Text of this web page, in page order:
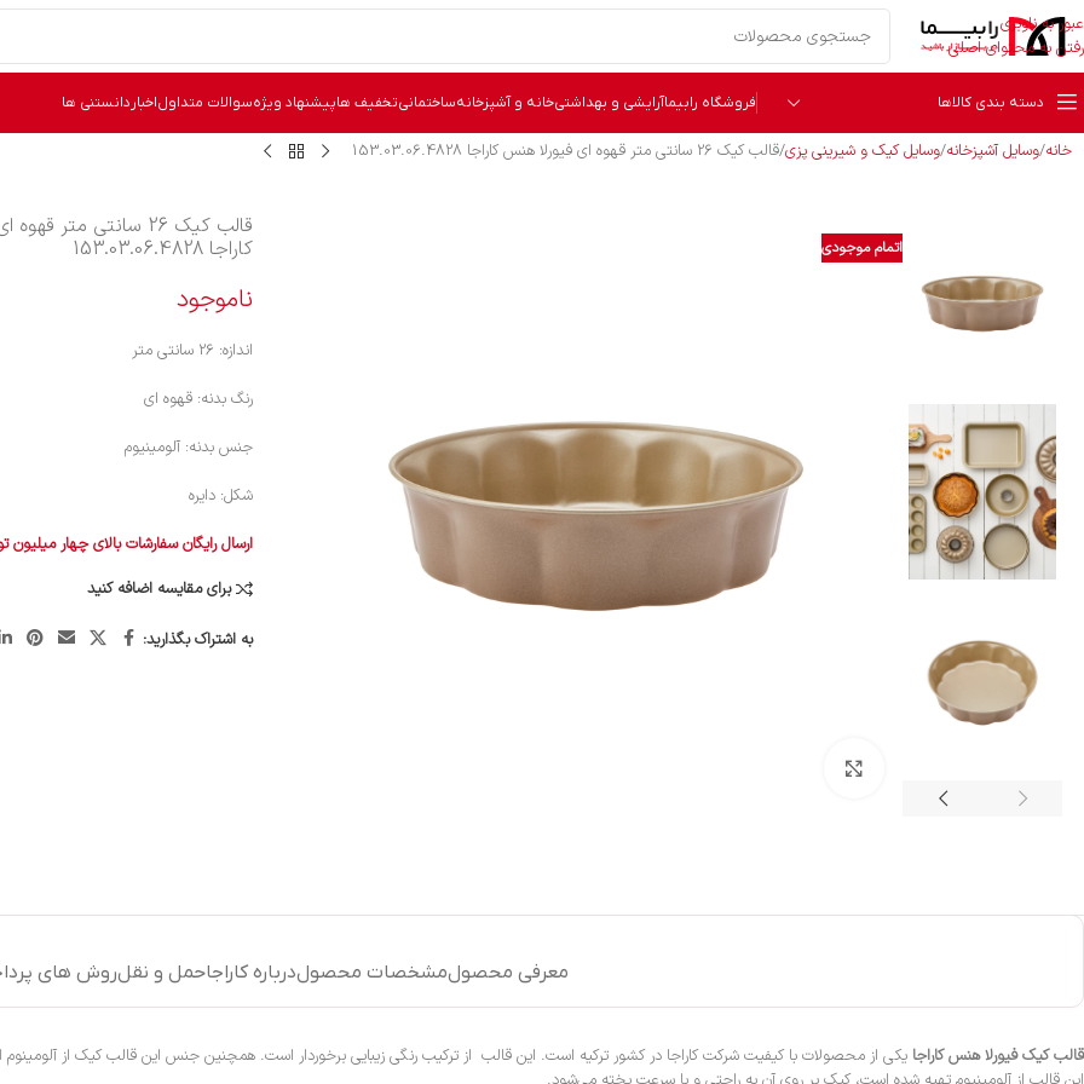
عبور به ناوبری
رفتن به محتوای اصلی
دسته بندی کالاها فروشگاه رابیماآرایشی و بهداشتیخانه و آشپزخانهساختمانیتخفیف هاپیشنهاد ویژهسوالات متداولاخبار دانستنی ها
خانه وسایل آشپزخانه وسایل کیک و شیرینی‌ پزی قالب کیک 26 سانتی متر قهوه ای فیورلا هنس کاراجا 153.03.06.4828
اتمام موجودی
قالب کیک 26 سانتی متر
کاراجا 153.03.06.4828
ناموجود
اندازه: 26 سانتی متر
رنگ بدنه: قهوه ای
جنس بدنه: آلومینیوم
شکل: دایره
ارسال رایگان سفارشات بالای چهار میلیون
برای مقایسه اضافه کنید
به اشتراک بگذارید:
معرفی محصولمشخصات محصولدرباره کاراجاحمل و نقلروش های
قالب کیک فیورلا هنس کاراجا یکی از محصولات با کیفیت شرکت کاراجا در کشور ترکیه است. این قالب از ترکیب رنگی زیبایی برخوردار است. همچنین جنس این قالب کیک از